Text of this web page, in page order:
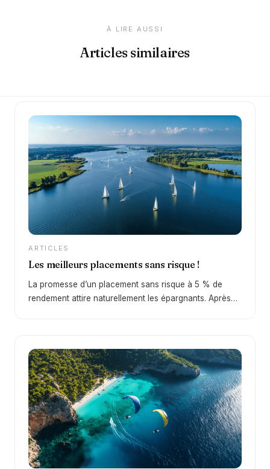
À LIRE AUSSI
Articles similaires
ARTICLES
Les meilleurs placements sans risque !
La promesse d’un placement sans risque à 5 % de
rendement attire naturellement les épargnants. Après
permettent à nouveau d’obtenir des rendements
intéressants… mais la réalité est plus nuancée qu’il n’y
paraît. Derrière cette promesse se cache une question
essentielle : peut-on réellement obtenir 5 % sans
aucun risque ?